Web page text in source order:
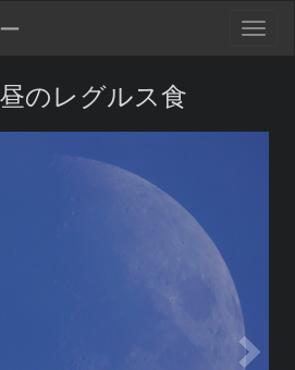
のレグルス食